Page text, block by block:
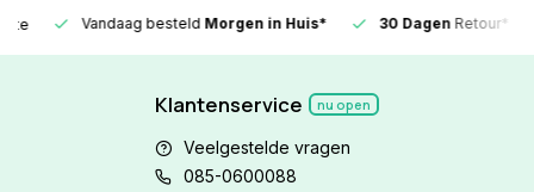
Vandaag besteldMorgen in Huis* 30 DagenRetour*
Klantenservice nu open
Veelgestelde vragen
085-0600088